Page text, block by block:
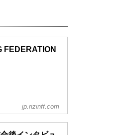
エムっとくんの
FEDERATION
jp.rizinff.com